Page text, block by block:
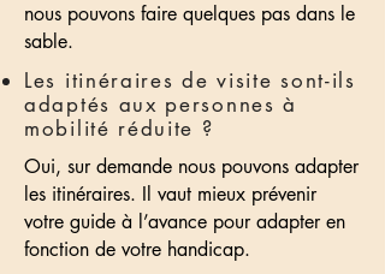
nous pouvons faire quelques pas dans le
sable.
Les itinéraires de visite sont-ils
adaptés aux personnes à
mobilité réduite ?
Oui, sur demande nous pouvons adapter
les itinéraires. Il vaut mieux prévenir
votre guide à l’avance pour adapter en
fonction de votre handicap.